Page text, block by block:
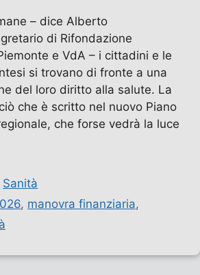
– dice Alberto
di Rifondazione
e VdA – i cittadini e le
si trovano di fronte a una
del loro diritto alla salute. La
che è scritto nel nuovo Piano
che forse vedrà la luce
Sanità
, manovra finanziaria,